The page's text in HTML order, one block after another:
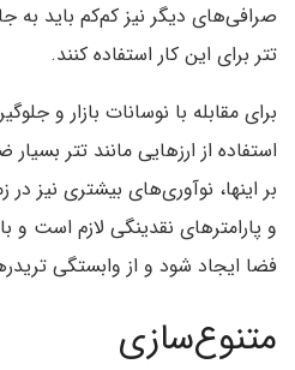
صرافی‌های دیگر نیز کم‌کم باید به
تتر برای این کار استفاده کنند.
برای مقابله با نوسانات بازار و
استفاده از ارز‌هایی مانند تتر
بر اینها، نوآوری‌های بیشتری نیز
و پارامتر‌های نقدینگی لازم است و
فضا ایجاد شود و از وابستگی
متنوع‌سازی